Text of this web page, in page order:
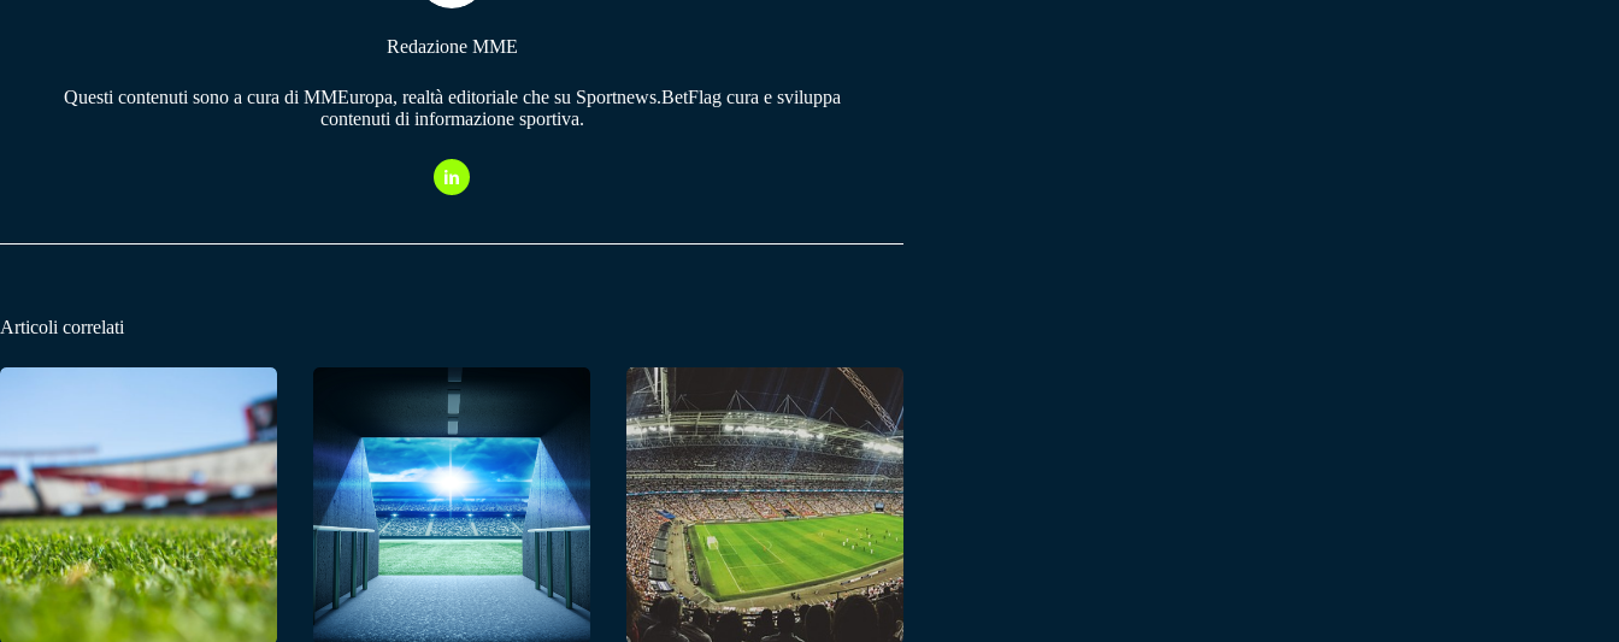
Redazione MME
Questi contenuti sono a cura di MMEuropa, realtà editoriale che su Sportnews.BetFlag cura e sviluppa
contenuti di informazione sportiva.
Articoli correlati